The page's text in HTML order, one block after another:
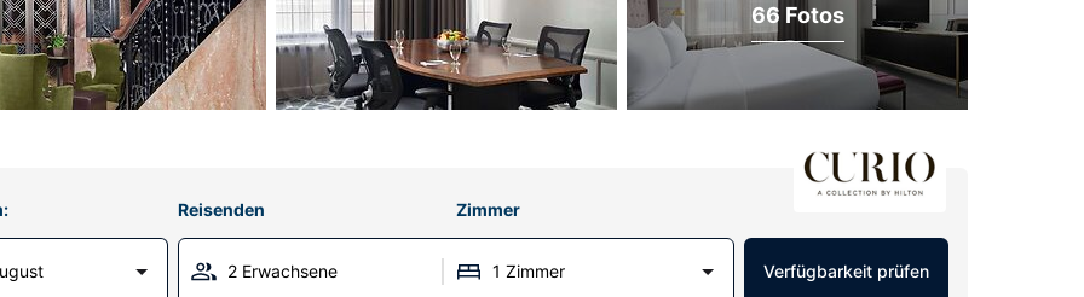
66 Fotos
Reisenden Zimmer
2 Erwachsene 1 Zimmer Verfügbarkeit prüfen